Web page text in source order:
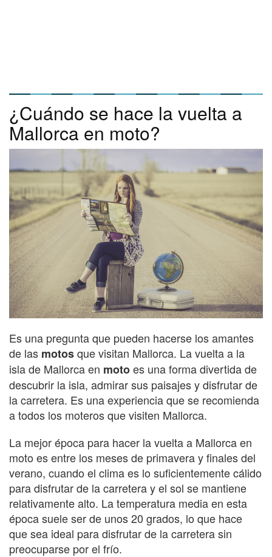
¿Cuándo se hace la vuelta a
Mallorca en moto?
Es una pregunta que pueden hacerse los amantes
de las motosque visitan Mallorca. La vuelta a la
isla de Mallorca en motoes una forma divertida de
descubrir la isla, admirar sus paisajes y disfrutar de
la carretera. Es una experiencia que se recomienda
a todos los moteros que visiten Mallorca.
La mejor época para hacer la vuelta a Mallorca en
moto es entre los meses de primavera y finales del
verano, cuando el clima es lo suficientemente cálido
para disfrutar de la carretera y el sol se mantiene
relativamente alto. La temperatura media en esta
época suele ser de unos 20 grados, lo que hace
que sea ideal para disfrutar de la carretera sin
preocuparse por el frío.